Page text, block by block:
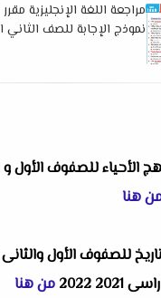
مراجعة اللغة الإنجليزية
نموذج الإجابة للصف الثاني
الأحياء للصفوف الأول و
هنا
للصفوف الأول والثانى
2022
من هنا